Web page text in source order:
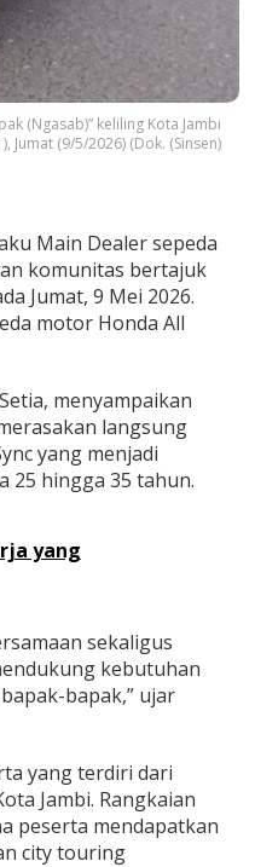
(Ngasab)” keliling Kota Jambi
Jumat (9/5/2026) (Dok. (Sinsen)
Main Dealer sepeda
komunitas bertajuk
Jumat, 9 Mei 2026.
motor Honda All
menyampaikan
langsung
yang menjadi
25 hingga 35 tahun.
yang
sekaligus
kebutuhan
bapak,” ujar
yang terdiri dari
Jambi. Rangkaian
peserta mendapatkan
city touring